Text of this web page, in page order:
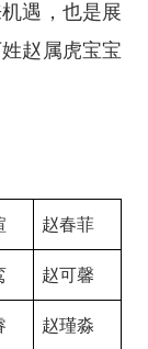
遇，也是展
赵属虎宝宝
赵春菲
赵可馨
赵瑾淼